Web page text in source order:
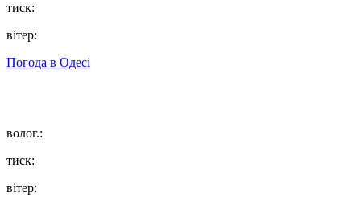
тиск:
вітер:
Погода в Одесі
волог.:
тиск:
вітер: